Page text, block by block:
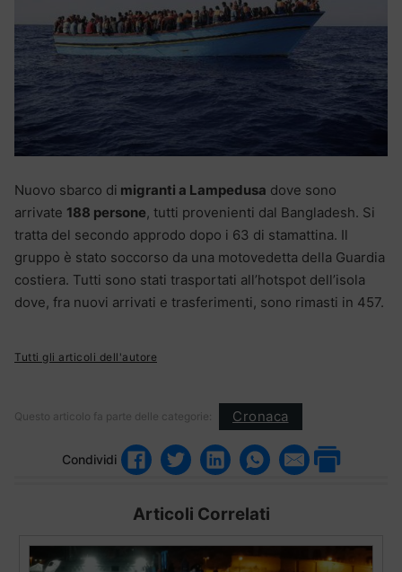
Nuovo sbarco di migranti a Lampedusa dove sono
arrivate 188 persone, tutti provenienti dal Bangladesh. Si
tratta del secondo approdo dopo i 63 di stamattina. Il
gruppo è stato soccorso da una motovedetta della Guardia
costiera. Tutti sono stati trasportati all’hotspot dell’isola
dove, fra nuovi arrivati e trasferimenti, sono rimasti in 457.
Tutti gli articoli dell'autore
Questo articolo fa parte delle categorie: Cronaca
Condividi
Articoli Correlati